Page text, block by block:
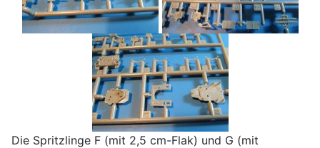
Die Spritzlinge F (mit 2,5 cm-Flak) und G (mit